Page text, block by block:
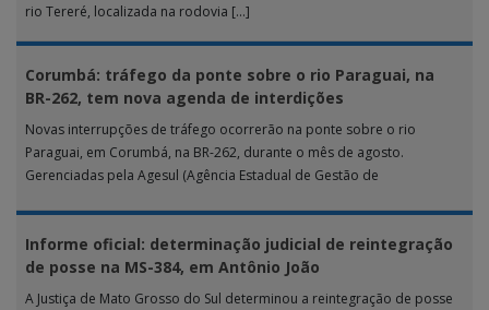
rio Tereré, localizada na rodovia […]
Corumbá: tráfego da ponte sobre o rio Paraguai, na
BR-262, tem nova agenda de interdições
Novas interrupções de tráfego ocorrerão na ponte sobre o rio
Paraguai, em Corumbá, na BR-262, durante o mês de agosto.
Gerenciadas pela Agesul (Agência Estadual de Gestão de
Informe oficial: determinação judicial de reintegração
de posse na MS-384, em Antônio João
A Justiça de Mato Grosso do Sul determinou a reintegração de posse